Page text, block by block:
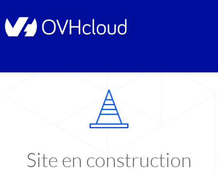
Site en construction